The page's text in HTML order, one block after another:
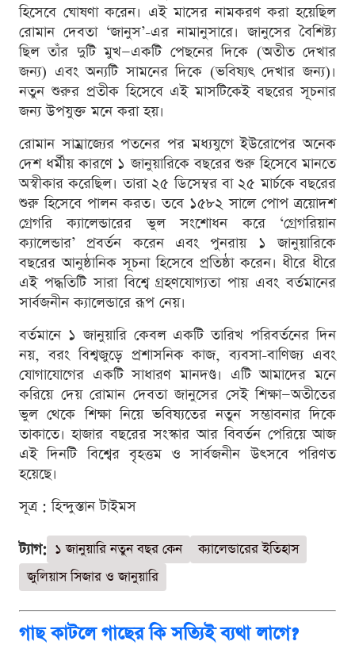
হিসেবে ঘোষণা করেন। এই মাসের নামকরণ করা হয়েছিল
রোমান দেবতা ‘জানুস’-এর নামানুসারে। জানুসের বৈশিষ্ট্য
ছিল তাঁর দুটি মুখ—একটি পেছনের দিকে (অতীত দেখার
জন্য) এবং অন্যটি সামনের দিকে (ভবিষ্যৎ দেখার জন্য)।
নতুন শুরুর প্রতীক হিসেবে এই মাসটিকেই বছরের সূচনার
জন্য উপযুক্ত মনে করা হয়।
রোমান সাম্রাজ্যের পতনের পর মধ্যযুগে ইউরোপের অনেক
দেশ ধর্মীয় কারণে ১ জানুয়ারিকে বছরের শুরু হিসেবে মানতে
অস্বীকার করেছিল। তারা ২৫ ডিসেম্বর বা ২৫ মার্চকে বছরের
শুরু হিসেবে পালন করত। তবে ১৫৮২ সালে পোপ ত্রয়োদশ
গ্রেগরি ক্যালেন্ডারের ভুল সংশোধন করে ‘গ্রেগরিয়ান
ক্যালেন্ডার’ প্রবর্তন করেন এবং পুনরায় ১ জানুয়ারিকে
বছরের আনুষ্ঠানিক সূচনা হিসেবে প্রতিষ্ঠা করেন। ধীরে ধীরে
এই পদ্ধতিটি সারা বিশ্বে গ্রহণযোগ্যতা পায় এবং বর্তমানের
সার্বজনীন ক্যালেন্ডারে রূপ নেয়।
বর্তমানে ১ জানুয়ারি কেবল একটি তারিখ পরিবর্তনের দিন
নয়, বরং বিশ্বজুড়ে প্রশাসনিক কাজ, ব্যবসা-বাণিজ্য এবং
যোগাযোগের একটি সাধারণ মানদণ্ড। এটি আমাদের মনে
করিয়ে দেয় রোমান দেবতা জানুসের সেই শিক্ষা—অতীতের
ভুল থেকে শিক্ষা নিয়ে ভবিষ্যতের নতুন সম্ভাবনার দিকে
তাকাতে। হাজার বছরের সংস্কার আর বিবর্তন পেরিয়ে আজ
এই দিনটি বিশ্বের বৃহত্তম ও সার্বজনীন উৎসবে পরিণত
হয়েছে।
সূত্র : হিন্দুস্তান টাইমস
ট্যাগ: ১ জানুয়ারি নতুন বছর কেন
ক্যালেন্ডারের ইতিহাস
জুলিয়াস সিজার ও জানুয়ারি
গাছ কাটলে গাছের কি সত্যিই ব্যথা লাগে?